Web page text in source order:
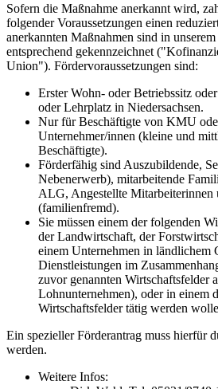
Sofern die Maßnahme anerkannt wird,
folgender Voraussetzungen einen
anerkannten Maßnahmen sind in unserem
entsprechend gekennzeichnet
Union"). Fördervoraussetzungen sind:
Erster Wohn- oder Betriebssitz
oder Lehrplatz in Niedersachsen.
Nur für Beschäftigte von KMU
Unternehmer/innen (kleine und
Beschäftigte).
Förderfähig sind Auszubildende,
Nebenerwerb), mitarbeitende
ALG, Angestellte Mitarbeiterinnen
(familienfremd).
Sie müssen einem der folgenden
der Landwirtschaft, der
einem Unternehmen in ländlichem
Dienstleistungen im
zuvor genannten Wirtschaftsfelder
Lohnunternehmen), oder in einem
Wirtschaftsfelder tätig werden
Ein spezieller Förderantrag muss hierfür
werden.
Weitere Infos: